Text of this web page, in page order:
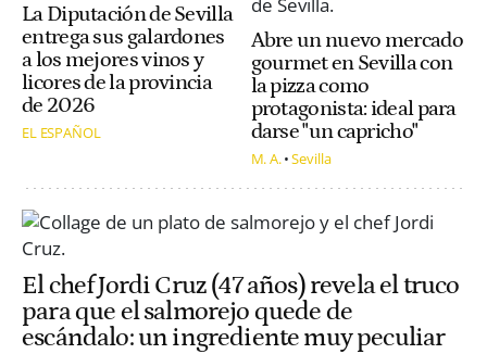
La Diputación de Sevilla
entrega sus galardones
a los mejores vinos y
licores de la provincia
de 2026
EL ESPAÑOL
Abre un nuevo mercado
gourmet en Sevilla con
la pizza como
protagonista: ideal para
darse "un capricho"
M. A. Sevilla
El chef Jordi Cruz (47 años) revela el truco
para que el salmorejo quede de
escándalo: un ingrediente muy peculiar